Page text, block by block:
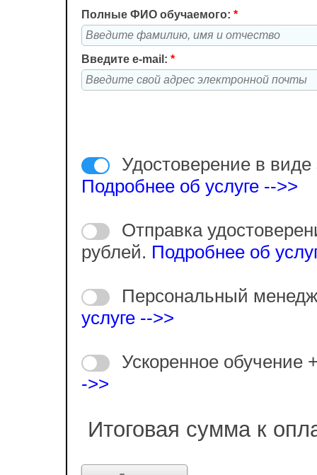
Полные ФИО обучаемого: *
Введите e-mail: *
Удостоверение в виде
Подробнее об услуге -->>
Отправка
рублей. Подробнее об
Персональный
услуге -->>
Ускоренное обучение
->>
Итоговая сумма к